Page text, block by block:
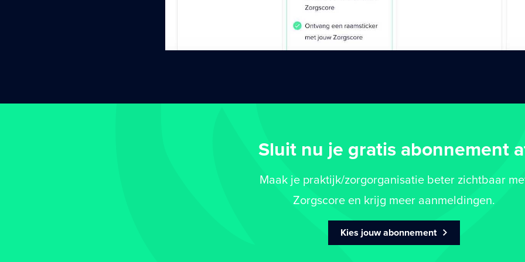
Sluit nu je gratis abonnement
Maak je praktijk/zorgorganisatie beter zichtbaar
Zorgscore en krijg meer aanmeldingen.
Kies jouw abonnement